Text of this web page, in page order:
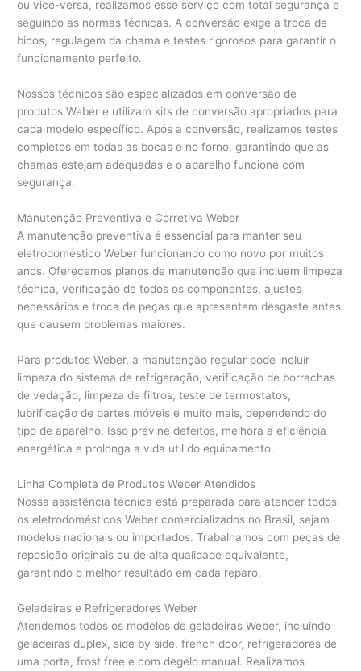
ou vice-versa, realizamos esse serviço com total segurança e
seguindo as normas técnicas. A conversão exige a troca de
bicos, regulagem da chama e testes rigorosos para garantir o
funcionamento perfeito.
Nossos técnicos são especializados em conversão de
produtos Weber e utilizam kits de conversão apropriados para
cada modelo específico. Após a conversão, realizamos testes
completos em todas as bocas e no forno, garantindo que as
chamas estejam adequadas e o aparelho funcione com
segurança.
Manutenção Preventiva e Corretiva Weber
A manutenção preventiva é essencial para manter seu
eletrodoméstico Weber funcionando como novo por muitos
anos. Oferecemos planos de manutenção que incluem limpeza
técnica, verificação de todos os componentes, ajustes
necessários e troca de peças que apresentem desgaste antes
que causem problemas maiores.
Para produtos Weber, a manutenção regular pode incluir
limpeza do sistema de refrigeração, verificação de borrachas
de vedação, limpeza de filtros, teste de termostatos,
lubrificação de partes móveis e muito mais, dependendo do
tipo de aparelho. Isso previne defeitos, melhora a eficiência
energética e prolonga a vida útil do equipamento.
Linha Completa de Produtos Weber Atendidos
Nossa assistência técnica está preparada para atender todos
os eletrodomésticos Weber comercializados no Brasil, sejam
modelos nacionais ou importados. Trabalhamos com peças de
reposição originais ou de alta qualidade equivalente,
garantindo o melhor resultado em cada reparo.
Geladeiras e Refrigeradores Weber
Atendemos todos os modelos de geladeiras Weber, incluindo
geladeiras duplex, side by side, french door, refrigeradores de
uma porta, frost free e com degelo manual. Realizamos